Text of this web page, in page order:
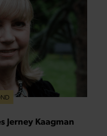
Jerney Kaagman